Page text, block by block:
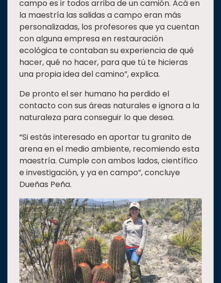
campo es ir todos arriba de un camión. Acá en
la maestría las salidas a campo eran más
personalizadas, los profesores que ya cuentan
con alguna empresa en restauración
ecológica te contaban su experiencia de qué
hacer, qué no hacer, para que tú te hicieras
una propia idea del camino”, explica.
De pronto el ser humano ha perdido el
contacto con sus áreas naturales e ignora a la
naturaleza para conseguir lo que desea.
“Si estás interesado en aportar tu granito de
arena en el medio ambiente, recomiendo esta
maestría. Cumple con ambos lados, científico
e investigación, y ya en campo”, concluye
Dueñas Peña.